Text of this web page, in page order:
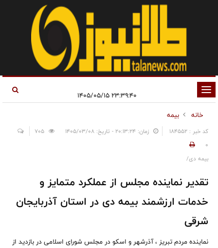
تغییر
وضعیت
ناوبری
خانه
بیمه
کد خبر : 184552 زمان: ۲۰:۱۳:۲۴ - تاریخ: ۱۴۰۵/۰۳/۰۸
0
بیمه دی/
تقدیر نماینده مجلس از عملکرد متمایز و
خدمات ارزشمند بیمه دی در استان آذربایجان
شرقی
نماینده مردم تبریز ، آذرشهر و اسکو در مجلس شورای اسلامی در بازدید از